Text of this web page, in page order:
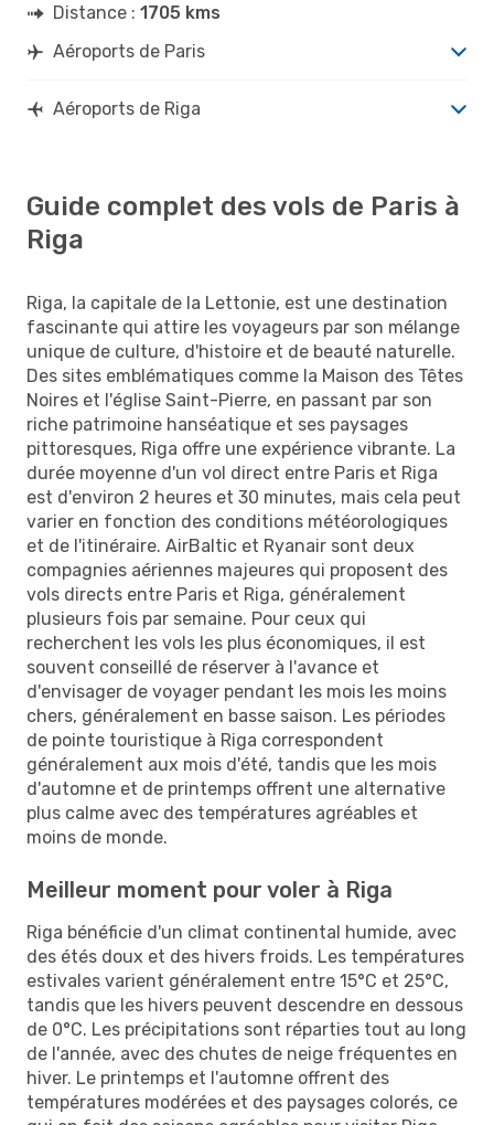
Distance : 1705 kms
Aéroports de Paris
Aéroports de Riga
Guide complet des vols de Paris à
Riga
Riga, la capitale de la Lettonie, est une destination
fascinante qui attire les voyageurs par son mélange
unique de culture, d'histoire et de beauté naturelle.
Des sites emblématiques comme la Maison des Têtes
Noires et l'église Saint-Pierre, en passant par son
riche patrimoine hanséatique et ses paysages
pittoresques, Riga offre une expérience vibrante. La
durée moyenne d'un vol direct entre Paris et Riga
est d'environ 2 heures et 30 minutes, mais cela peut
varier en fonction des conditions météorologiques
et de l'itinéraire. AirBaltic et Ryanair sont deux
compagnies aériennes majeures qui proposent des
vols directs entre Paris et Riga, généralement
plusieurs fois par semaine. Pour ceux qui
recherchent les vols les plus économiques, il est
souvent conseillé de réserver à l'avance et
d'envisager de voyager pendant les mois les moins
chers, généralement en basse saison. Les périodes
de pointe touristique à Riga correspondent
généralement aux mois d'été, tandis que les mois
d'automne et de printemps offrent une alternative
plus calme avec des températures agréables et
moins de monde.
Meilleur moment pour voler à Riga
Riga bénéficie d'un climat continental humide, avec
des étés doux et des hivers froids. Les températures
estivales varient généralement entre 15°C et 25°C,
tandis que les hivers peuvent descendre en dessous
de 0°C. Les précipitations sont réparties tout au long
de l'année, avec des chutes de neige fréquentes en
hiver. Le printemps et l'automne offrent des
températures modérées et des paysages colorés, ce